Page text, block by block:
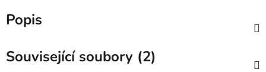
Popis
Související soubory (2)